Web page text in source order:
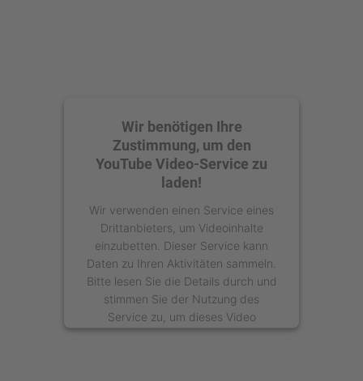
Wir benötigen Ihre
Zustimmung, um den
YouTube Video-Service zu
laden!
Wir verwenden einen Service eines
Drittanbieters, um Videoinhalte
einzubetten. Dieser Service kann
Daten zu Ihren Aktivitäten sammeln.
Bitte lesen Sie die Details durch und
stimmen Sie der Nutzung des
Service zu, um dieses Video
anzusehen.